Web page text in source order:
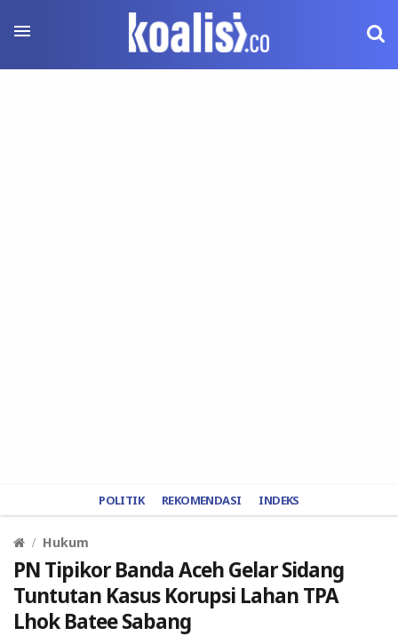
POLITIK REKOMENDASI INDEKS
Hukum
PN Tipikor Banda Aceh Gelar Sidang
Tuntutan Kasus Korupsi Lahan TPA
Lhok Batee Sabang